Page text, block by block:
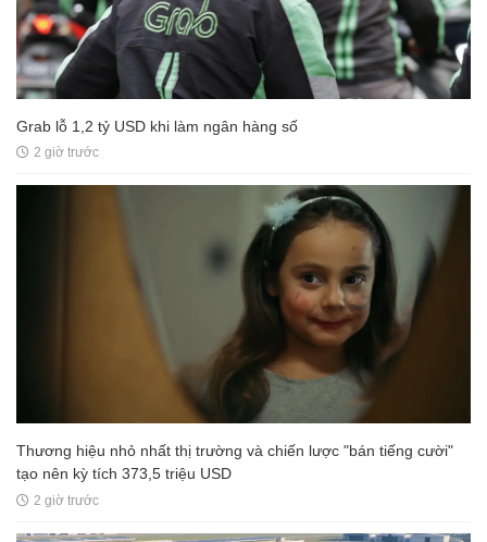
Grab lỗ 1,2 tỷ USD khi làm ngân hàng số
2 giờ trước
Thương hiệu nhỏ nhất thị trường và chiến lược "bán tiếng cười"
tạo nên kỳ tích 373,5 triệu USD
2 giờ trước